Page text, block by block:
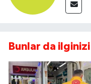
Bunlar da